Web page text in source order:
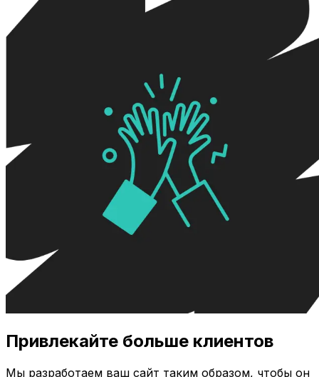
Привлекайте больше клиентов
Мы разработаем ваш сайт таким образом, чтобы он